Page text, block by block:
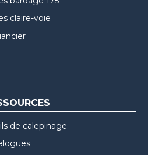
claire-voie
de calepinage